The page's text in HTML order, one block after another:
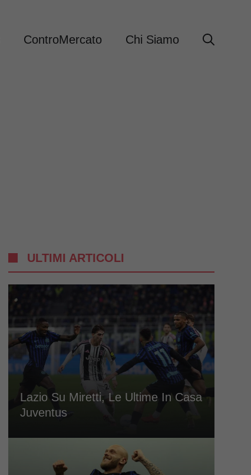
ControMercato Chi Siamo
ULTIMI ARTICOLI
Lazio Su Miretti, Le Ultime In Casa
Juventus